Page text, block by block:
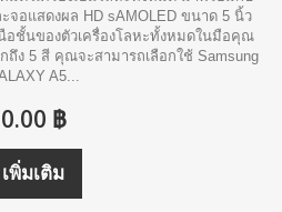
อแสดงผล HD sAMOLED ขนาด 5 นิ้ว
ชั้นของตัวเครื่องโลหะทั้งหมดในมือคุณ
ถึง 5 สี คุณจะสามารถเลือกใช้ Samsung
A5...
0.00 ฿
เพิ่มเติม